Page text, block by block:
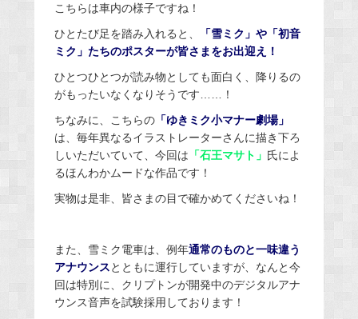
こちらは車内の様子ですね！
ひとたび足を踏み入れると、
「雪ミク」や「初音
ミク」たちのポスターが皆さまをお出迎え！
ひとつひとつが読み物としても面白く、降りるの
がもったいなくなりそうです……！
ちなみに、こちらの「ゆきミク小マナー劇場」
は、毎年異なるイラストレーターさんに描き下ろ
しいただいていて、今回は 「石王マサト」 氏によ
るほんわかムードな作品です！
実物は是非、皆さまの目で確かめてくださいね！
また、雪ミク電車は、例年通常のものと一味違う
アナウンスとともに運行していますが、なんと今
回は特別に、クリプトンが開発中のデジタルアナ
ウンス音声を試験採用しております！